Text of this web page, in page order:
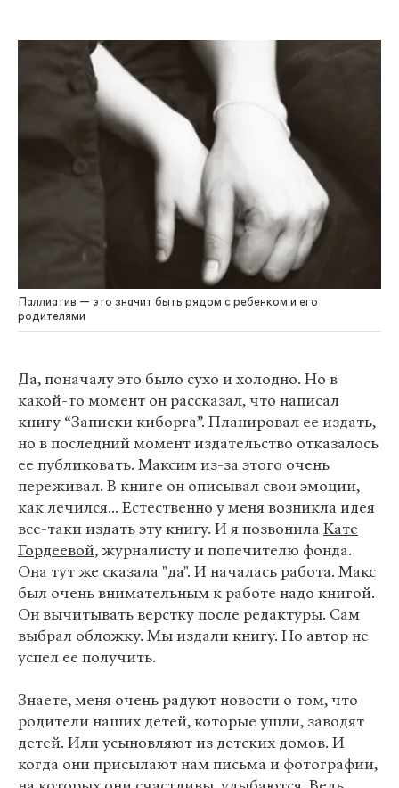
Паллиатив — это значит быть рядом с ребенком и его
родителями
Да, поначалу это было сухо и холодно. Но в
какой-то момент он рассказал, что написал
книгу “Записки киборга”. Планировал ее издать,
но в последний момент издательство отказалось
ее публиковать. Максим из-за этого очень
переживал. В книге он описывал свои эмоции,
как лечился... Естественно у меня возникла идея
все-таки издать эту книгу. И я позвонила Кате
Гордеевой, журналисту и попечителю фонда.
Она тут же сказала "да". И началась работа. Макс
был очень внимательным к работе надо книгой.
Он вычитывать верстку после редактуры. Сам
выбрал обложку. Мы издали книгу. Но автор не
успел ее получить.
Знаете, меня очень радуют новости о том, что
родители наших детей, которые ушли, заводят
детей. Или усыновляют из детских домов. И
когда они присылают нам письма и фотографии,